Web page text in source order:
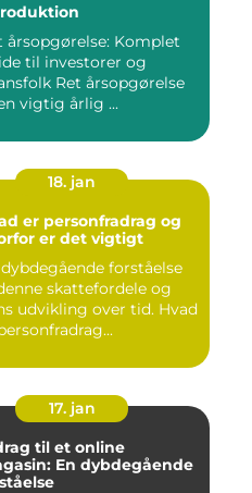
årsopgørelse: Komplet
til investorer og
Ret årsopgørelse
vigtig årlig ...
18. jan
er personfradrag og
er det vigtigt
dybdegående forståelse
skattefordele og
udvikling over tid. Hvad
17. jan
til et online
En dybdegående